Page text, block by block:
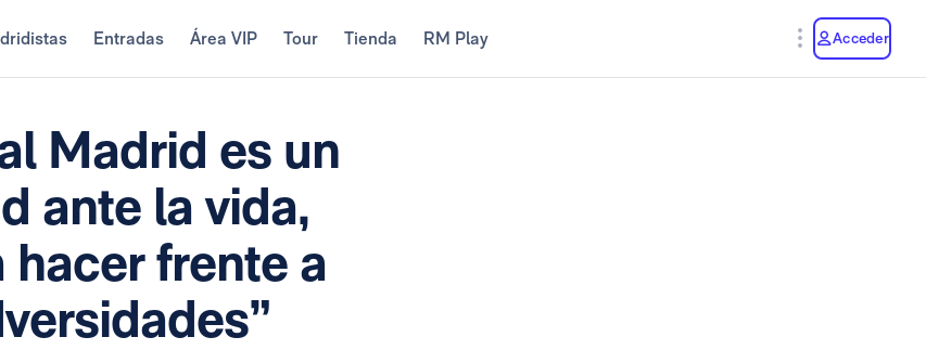
Entradas Área VIP Tour Tienda RM Play Acceder
Madrid es un
ante la vida,
frente a